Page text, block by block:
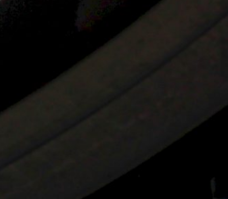
Ansprechpartner